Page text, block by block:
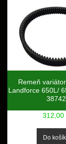
Remeň
Landforce 650L/
38742
312,00